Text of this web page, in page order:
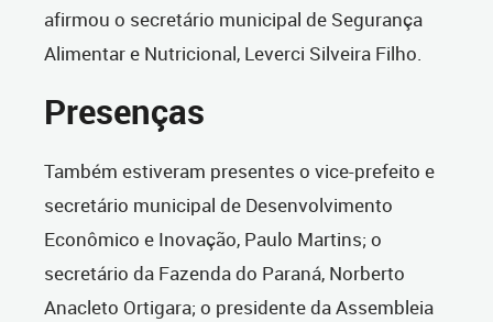
afirmou o secretário municipal de Segurança
Alimentar e Nutricional, Leverci Silveira Filho.
Presenças
Também estiveram presentes o vice-prefeito e
secretário municipal de Desenvolvimento
Econômico e Inovação, Paulo Martins; o
secretário da Fazenda do Paraná, Norberto
Anacleto Ortigara; o presidente da Assembleia